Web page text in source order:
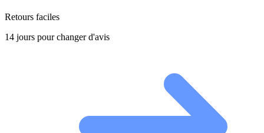
Retours faciles
14 jours pour changer d'avis